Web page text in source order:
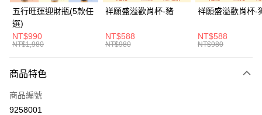
Google Pay
全支付
大哥付你分期
【大哥付你分期使用說明】
2.付款方式選擇「大哥付你分期」，訂單成立後會自動跳轉到大哥付的交易
流程，驗證手機門號後，選擇欲分期的期數、繳款截止日，確認付款後即完
貨到付款
五行旺運迎財瓶(5款任
選)
NT$990
NT$1,980
祥願盛溢歡肖杯-豬
NT$588
NT$980
祥願盛溢歡肖杯-
NT$588
NT$980
商品特色
商品編號
9258001